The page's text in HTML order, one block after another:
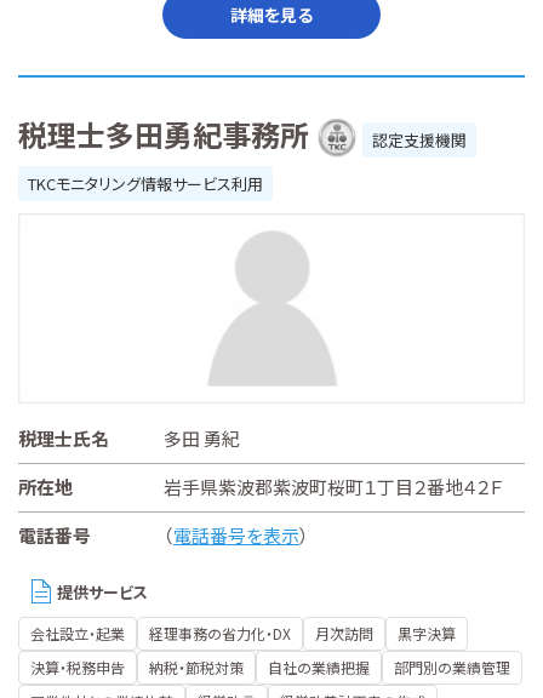
詳細を見る
税理士多田勇紀事務所
認定支援機関
TKCモニタリング情報サービス利用
税理士氏名
多田 勇紀
所在地
岩手県紫波郡紫波町桜町１丁目２番地４２Ｆ
電話番号
（電話番号を表示）
提供サービス
会社設立・起業 経理事務の省力化・DX 月次訪問
黒字決算
決算・税務申告
納税・節税対策 自社の業績把握
部門別の業績管理